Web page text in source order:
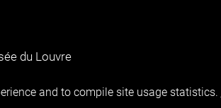
and to compile site usage statistics.